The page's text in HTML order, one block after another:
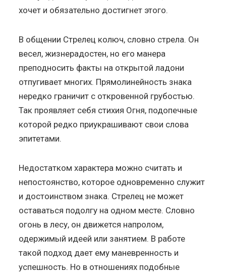
хочет и обязательно достигнет этого.
В общении Стрелец колюч, словно стрела. Он
весел, жизнерадостен, но его манера
преподносить факты на открытой ладони
отпугивает многих. Прямолинейность знака
нередко граничит с откровенной грубостью.
Так проявляет себя стихия Огня, подопечные
которой редко приукрашивают свои слова
эпитетами.
Недостатком характера можно считать и
непостоянство, которое одновременно служит
и достоинством знака. Стрелец не может
оставаться подолгу на одном месте. Словно
огонь в лесу, он движется напролом,
одержимый идеей или занятием. В работе
такой подход дает ему маневренность и
успешность. Но в отношениях подобные